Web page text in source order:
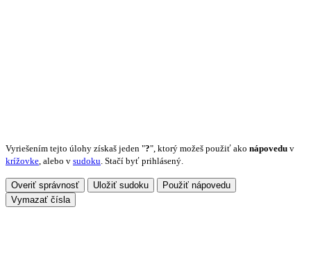
Vyriešením tejto úlohy získaš jeden "?", ktorý možeš použiť ako nápovedu v
krížovke, alebo v sudoku. Stačí byť prihlásený.